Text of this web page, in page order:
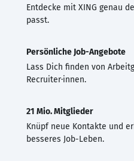
Entdecke mit XING genau
passt.
Persönliche Job-Angebote
Lass Dich finden von
Recruiter·innen.
21 Mio. Mitglieder
Knüpf neue Kontakte und
besseres Job-Leben.